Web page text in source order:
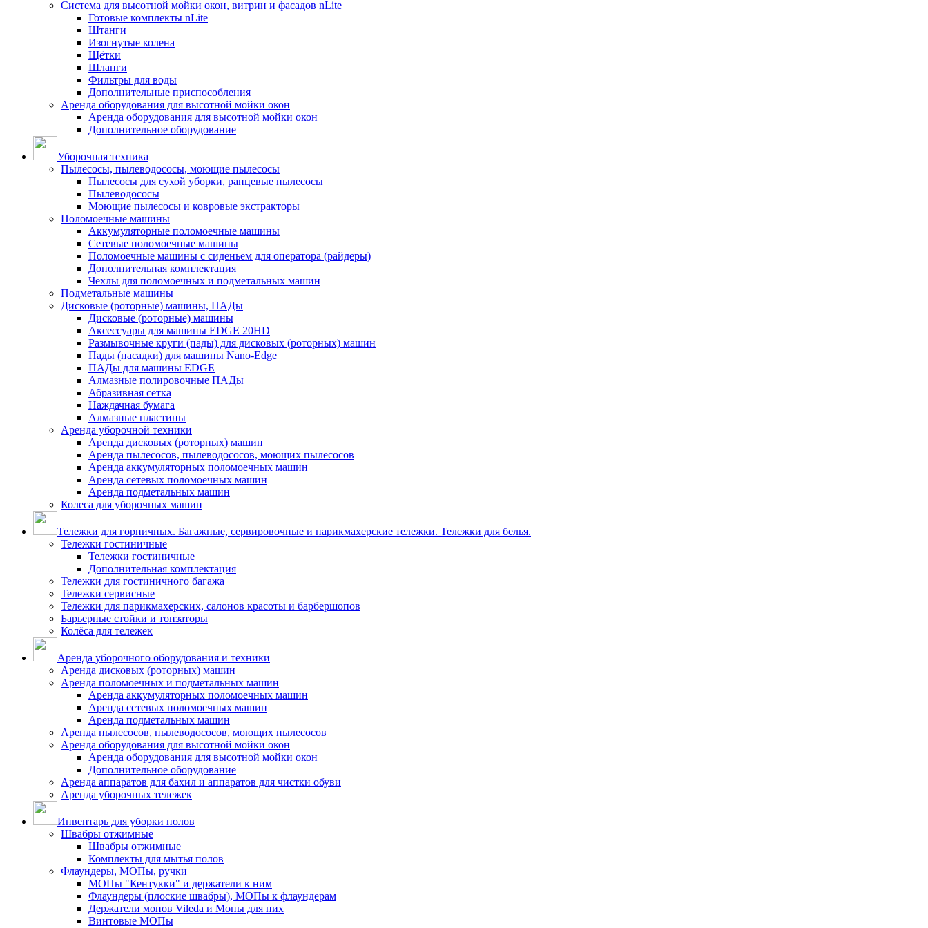
Система для высотной мойки окон, витрин и фасадов nLite
Готовые комплекты nLite
Штанги
Изогнутые колена
Щётки
Шланги
Фильтры для воды
Дополнительные приспособления
Аренда оборудования для высотной мойки окон
Аренда оборудования для высотной мойки окон
Дополнительное оборудование
Уборочная техника
Пылесосы, пылеводососы, моющие пылесосы
Пылесосы для сухой уборки, ранцевые пылесосы
Пылеводососы
Моющие пылесосы и ковровые экстракторы
Поломоечные машины
Аккумуляторные поломоечные машины
Сетевые поломоечные машины
Поломоечные машины с сиденьем для оператора (райдеры)
Дополнительная комплектация
Чехлы для поломоечных и подметальных машин
Подметальные машины
Дисковые (роторные) машины, ПАДы
Дисковые (роторные) машины
Аксессуары для машины EDGE 20HD
Размывочные круги (пады) для дисковых (роторных) машин
Пады (насадки) для машины Nano-Edge
ПАДы для машины EDGE
Алмазные полировочные ПАДы
Абразивная сетка
Наждачная бумага
Алмазные пластины
Аренда уборочной техники
Аренда дисковых (роторных) машин
Аренда пылесосов, пылеводососов, моющих пылесосов
Аренда аккумуляторных поломоечных машин
Аренда сетевых поломоечных машин
Аренда подметальных машин
Колеса для уборочных машин
Тележки для горничных. Багажные, сервировочные и парикмахерские тележки. Тележки для белья.
Тележки гостиничные
Тележки гостиничные
Дополнительная комплектация
Тележки для гостиничного багажа
Тележки сервисные
Тележки для парикмахерских, салонов красоты и барбершопов
Барьерные стойки и тонзаторы
Колёса для тележек
Аренда уборочного оборудования и техники
Аренда дисковых (роторных) машин
Аренда поломоечных и подметальных машин
Аренда аккумуляторных поломоечных машин
Аренда сетевых поломоечных машин
Аренда подметальных машин
Аренда пылесосов, пылеводососов, моющих пылесосов
Аренда оборудования для высотной мойки окон
Аренда оборудования для высотной мойки окон
Дополнительное оборудование
Аренда аппаратов для бахил и аппаратов для чистки обуви
Аренда уборочных тележек
Инвентарь для уборки полов
Швабры отжимные
Швабры отжимные
Комплекты для мытья полов
Флаундеры, МОПы, ручки
МОПы "Кентукки" и держатели к ним
Флаундеры (плоские швабры), МОПы к флаундерам
Держатели мопов Vileda и Мопы для них
Винтовые МОПы